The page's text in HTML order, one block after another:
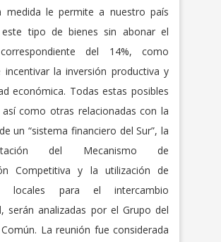
medida le permite a nuestro país
tipo de bienes sin abonar el
del 14%, como
la inversión productiva y
económica. Todas estas posibles
así como otras relacionadas con la
un “sistema financiero del Sur”, la
del Mecanismo de
Competitiva y la utilización de
locales para el intercambio
serán analizadas por el Grupo del
La reunión fue considerada